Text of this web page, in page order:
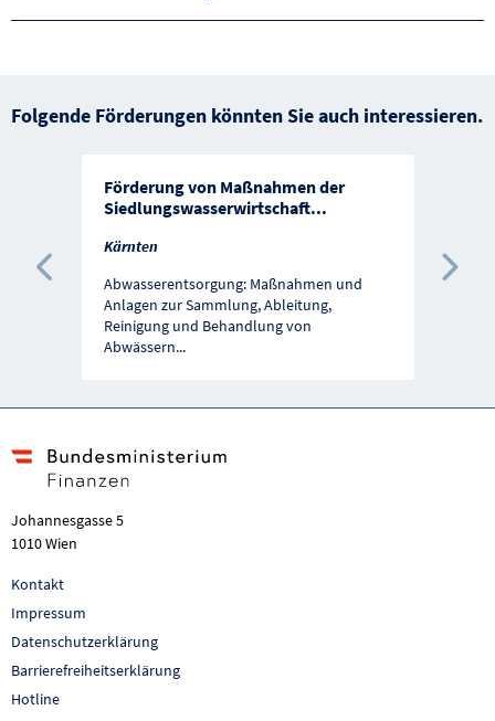
Folgende Förderungen könnten Sie auch interessieren.
Förderung von Maßnahmen der
Siedlungswasserwirtschaft...
Kärnten
Abwasserentsorgung: Maßnahmen und
Anlagen zur Sammlung, Ableitung,
Reinigung und Behandlung von
Abwässern...
Vorherige Förderung
Johannesgasse 5
1010 Wien
Kontakt
Impressum
Datenschutzerklärung
Barrierefreiheitserklärung
Hotline